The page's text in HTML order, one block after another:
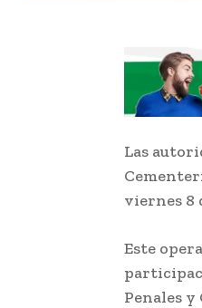
Las
viernes 8
Este
Penales